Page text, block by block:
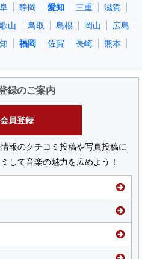
静岡 愛知 三重
滋賀
山 鳥取 島根 岡山
広島
福岡 佐賀 長崎
熊本
録のご案内
員登録
報のクチコミ投稿や写真投稿に
して音楽の魅力を広めよう！